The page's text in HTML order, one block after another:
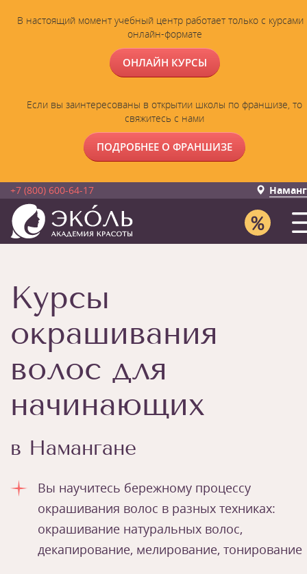
В настоящий момент учебный центр работает только с курсами
онлайн-формате
ОНЛАЙН КУРСЫ
Если вы заинтересованы в открытии школы по франшизе, то
свяжитесь с нами
ПОДРОБНЕЕ О ФРАНШИЗЕ
+7 (800) 600-64-17
Курсы
окрашивания
волос для
начинающих
в Намангане
Вы научитесь бережному процессу
окрашивания волос в разных техниках:
окрашивание натуральных волос,
декапирование, мелирование, тонирование